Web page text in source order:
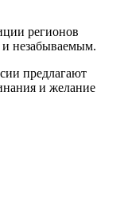
регионов
незабываемым.
предлагают
и желание